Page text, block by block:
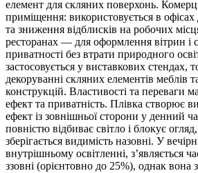
елемент для скляних поверхонь.
приміщення: використовується в офісах
та зниження відблисків на робочих
ресторанах — для оформлення вітрин і
приватності без втрати природного
застосовується у виставкових стендах,
декоруванні скляних елементів меблів
конструкцій. Властивості та переваги
ефект та приватність. Плівка створює
ефект із зовнішньої сторони у денний
повністю відбиває світло і блокує
зберігається видимість назовні. У
внутрішньому освітленні, з’являється
ззовні (орієнтовно до 25%), однак вона